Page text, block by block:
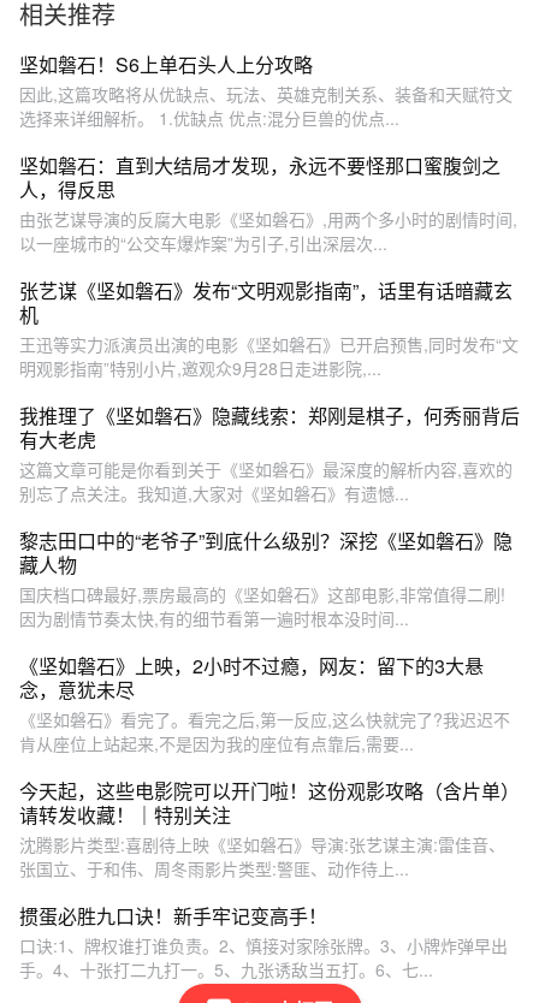
相关推荐
坚如磐石！S6上单石头人上分攻略
因此,这篇攻略将从优缺点、玩法、英雄克制关系、装备和天赋符文
选择来详细解析。 1.优缺点 优点:混分巨兽的优点...
坚如磐石：直到大结局才发现，永远不要怪那口蜜腹剑之
人，得反思
由张艺谋导演的反腐大电影《坚如磐石》,用两个多小时的剧情时间,
以一座城市的“公交车爆炸案”为引子,引出深层次...
张艺谋《坚如磐石》发布“文明观影指南”，话里有话暗藏玄
机
王迅等实力派演员出演的电影《坚如磐石》已开启预售,同时发布“文
明观影指南”特别小片,邀观众9月28日走进影院,...
我推理了《坚如磐石》隐藏线索：郑刚是棋子，何秀丽背后
有大老虎
这篇文章可能是你看到关于《坚如磐石》最深度的解析内容,喜欢的
别忘了点关注。我知道,大家对《坚如磐石》有遗憾...
黎志田口中的“老爷子”到底什么级别？深挖《坚如磐石》隐
藏人物
国庆档口碑最好,票房最高的《坚如磐石》这部电影,非常值得二刷!
因为剧情节奏太快,有的细节看第一遍时根本没时间...
《坚如磐石》上映，2小时不过瘾，网友：留下的3大悬
念，意犹未尽
《坚如磐石》看完了。看完之后,第一反应,这么快就完了?我迟迟不
肯从座位上站起来,不是因为我的座位有点靠后,需要...
今天起，这些电影院可以开门啦！这份观影攻略（含片单）
请转发收藏！｜特别关注
沈腾影片类型:喜剧待上映《坚如磐石》导演:张艺谋主演:雷佳音、
张国立、于和伟、周冬雨影片类型:警匪、动作待上...
掼蛋必胜九口诀！新手牢记变高手！
口诀:1、牌权谁打谁负责。2、慎接对家除张牌。3、小牌炸弹早出
手。4、十张打二九打一。5、九张诱敌当五打。6、七...